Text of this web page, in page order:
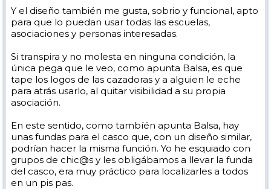
Y el diseño también me gusta, sobrio y funcional, apto
para que lo puedan usar todas las escuelas,
asociaciones y personas interesadas.
Si transpira y no molesta en ninguna condición, la
única pega que le veo, como apunta Balsa, es que
tape los logos de las cazadoras y a alguien le eche
para atrás usarlo, al quitar visibilidad a su propia
asociación.
En este sentido, como tambíén apunta Balsa, hay
unas fundas para el casco que, con un diseño similar,
podrían hacer la misma función. Yo he esquiado con
grupos de chic@s y les obligábamos a llevar la funda
del casco, era muy práctico para localizarles a todos
en un pis pas.